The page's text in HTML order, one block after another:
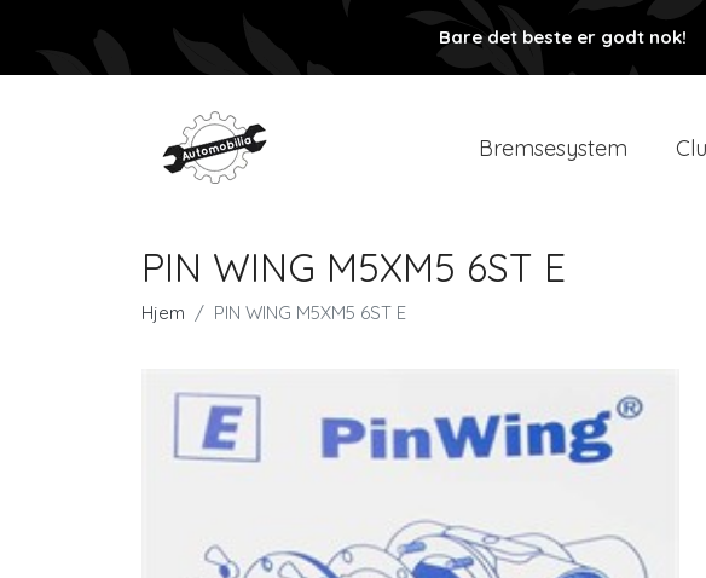
Bare det beste er godt nok!
Bremsesystem
PIN WING M5XM5 6ST E
Hjem PIN WING M5XM5 6ST E